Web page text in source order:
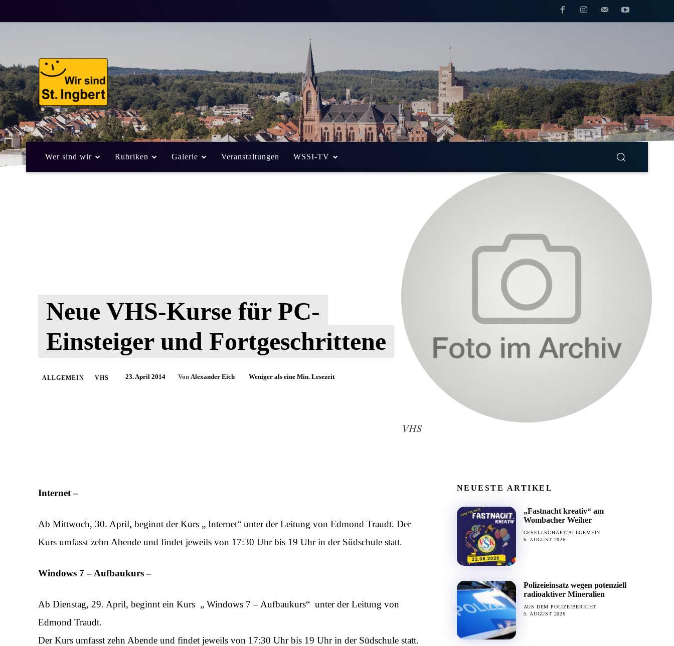
Wer sind wir Rubriken Galerie Veranstaltungen WSSI-TV
VHS
Neue VHS-Kurse für PC-
Einsteiger und Fortgeschrittene
ALLGEMEIN VHS 23. April 2014 Von Alexander Eich Weniger als eine Min. Lesezeit
Internet –
Ab Mittwoch, 30. April, beginnt der Kurs „ Internet“ unter der Leitung von Edmond Traudt. Der
Kurs umfasst zehn Abende und findet jeweils von 17:30 Uhr bis 19 Uhr in der Südschule statt.
Windows 7 – Aufbaukurs –
Ab Dienstag, 29. April, beginnt ein Kurs „ Windows 7 – Aufbaukurs“ unter der Leitung von
Edmond Traudt.
Der Kurs umfasst zehn Abende und findet jeweils von 17:30 Uhr bis 19 Uhr in der Südschule statt.
NEUESTE ARTIKEL
„Fastnacht kreativ“ am
Wombacher Weiher
GESELLSCHAFT/ALLGEMEIN
6. AUGUST 2026
Polizeieinsatz wegen potenziell
radioaktiver Mineralien
AUS DEM POLIZEIBERICHT
5. AUGUST 2026